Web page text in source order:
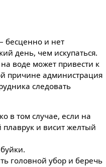
бесценно и нет
день, чем искупаться.
воде может привести к
причине администрация
следовать
в том случае, если на
и висит желтый
головной убор и беречь